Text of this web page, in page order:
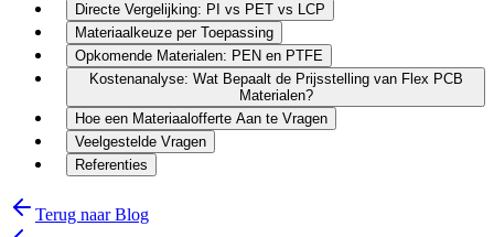
Directe Vergelijking: PI vs PET vs LCP
Materiaalkeuze per Toepassing
Opkomende Materialen: PEN en PTFE
Kostenanalyse: Wat Bepaalt de Prijsstelling van Flex PCB
Materialen?
Hoe een Materiaalofferte Aan te Vragen
Veelgestelde Vragen
Referenties
Terug naar Blog